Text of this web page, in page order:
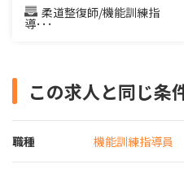
柔道整復師/機能訓練指
導･･･
この求人と同じ条
職種 機能訓練指導員